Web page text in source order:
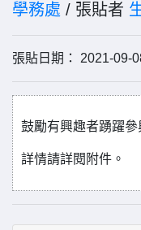
學務處 / 張貼者
張貼日期： 2021-09-
鼓勵有興趣者踴躍參
詳情請詳閱附件。